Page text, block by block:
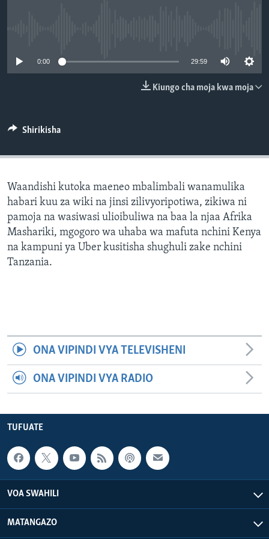
0:00 29:59
Kiungo cha moja kwa moja
Shirikisha
Waandishi kutoka maeneo mbalimbali wanamulika
habari kuu za wiki na jinsi zilivyoripotiwa, zikiwa ni
pamoja na wasiwasi ulioibuliwa na baa la njaa Afrika
Mashariki, mgogoro wa uhaba wa mafuta nchini Kenya
na kampuni ya Uber kusitisha shughuli zake nchini
Tanzania.
ONA VIPINDI VYA TELEVISHENI
ONA VIPINDI VYA RADIO
TUFUATE
VOA SWAHILI
MATANGAZO